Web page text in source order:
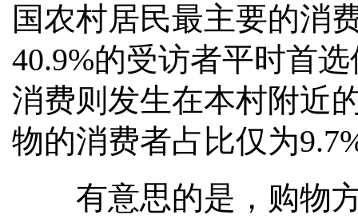
国农村居民最主要的消
40.9%的受访者平时首
消费则发生在本村附近
物的消费者占比仅为
有意思的是，购物方